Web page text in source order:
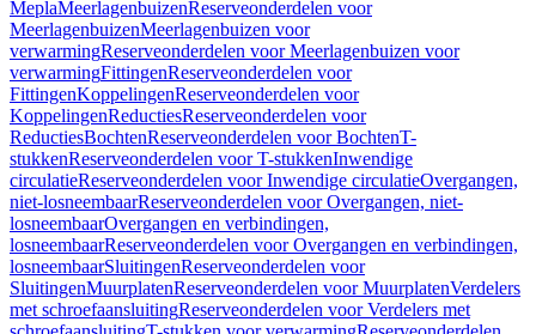
MeplaMeerlagenbuizenReserveonderdelen voor
MeerlagenbuizenMeerlagenbuizen voor
verwarmingReserveonderdelen voor Meerlagenbuizen voor
verwarmingFittingenReserveonderdelen voor
FittingenKoppelingenReserveonderdelen voor
KoppelingenReductiesReserveonderdelen voor
ReductiesBochtenReserveonderdelen voor BochtenT-
stukkenReserveonderdelen voor T-stukkenInwendige
circulatieReserveonderdelen voor Inwendige circulatieOvergangen,
niet-losneembaarReserveonderdelen voor Overgangen, niet-
losneembaarOvergangen en verbindingen,
losneembaarReserveonderdelen voor Overgangen en verbindingen,
losneembaarSluitingenReserveonderdelen voor
SluitingenMuurplatenReserveonderdelen voor MuurplatenVerdelers
met schroefaansluitingReserveonderdelen voor Verdelers met